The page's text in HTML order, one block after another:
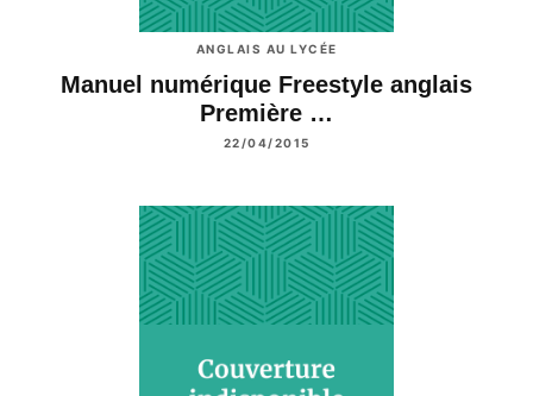
ANGLAIS AU LYCÉE
Manuel numérique Freestyle anglais
Première …
22/04/2015